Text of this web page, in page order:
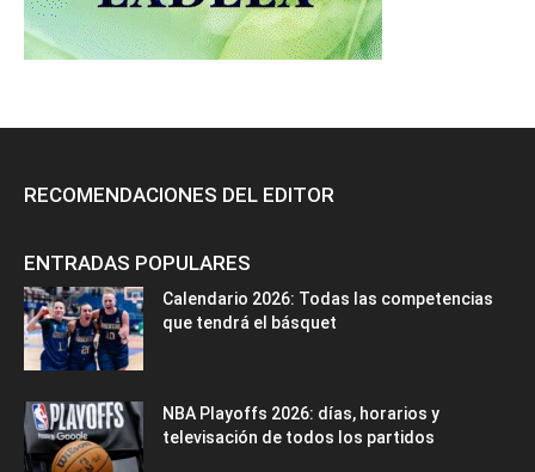
RECOMENDACIONES DEL EDITOR
ENTRADAS POPULARES
Calendario 2026: Todas las competencias
que tendrá el básquet
NBA Playoffs 2026: días, horarios y
televisación de todos los partidos